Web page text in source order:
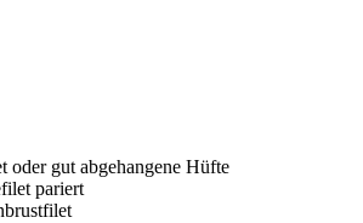
oder gut abgehangene Hüfte
pariert